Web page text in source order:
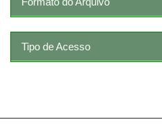
Tipo de Acesso